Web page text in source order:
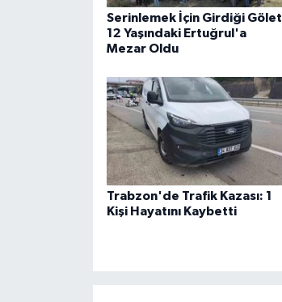
Serinlemek İçin Girdiği Gölet
12 Yaşındaki Ertuğrul'a
Mezar Oldu
Trabzon'de Trafik Kazası: 1
Kişi Hayatını Kaybetti